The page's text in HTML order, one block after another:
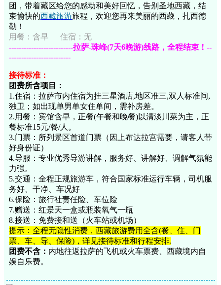
团，带着藏区给您的感动和美好回忆，告别圣地西藏，结
束愉快的西藏旅游旅程，欢迎您再来美丽的西藏，扎西德
勒！
用餐： 含早 住宿：无
--------------------------拉萨-珠峰(7天6晚游)线路，全程结束！--
-------------------------
接待标准：
团费所含项目：
1.住宿：拉萨市内住宿为挂三星酒店,地区准三,双人标准间,
独卫；如出现单男单女住单间，需补房差。
2.用餐：宾馆含早，正餐(午餐和晚餐)以清淡川菜为主，正
餐标准15元/餐/人。
3.门票：所列景区首道门票（因上布达拉宫需要，请客人带
好身份证）
4.导服：专业优秀导游讲解，服务好、讲解好、调解气氛能
力强。
5.交通：全程正规旅游车，符合国家标准运行车辆，司机服
务好、干净、车况好
6.保险：旅行社责任险、车位险
7.赠送：红景天一盒或瓶装氧气一瓶
8.接送：免费接和送（火车站或机场）
提示：全程无隐性消费，西藏旅游费用全含(餐、住、门
票、车、导、保险)，详见接待标准和行程安排.
团费不含： 内地往返拉萨的飞机或火车票费、西藏境内自
娱自乐费。